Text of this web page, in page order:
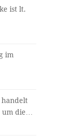
ist lt.
im
handelt
die…